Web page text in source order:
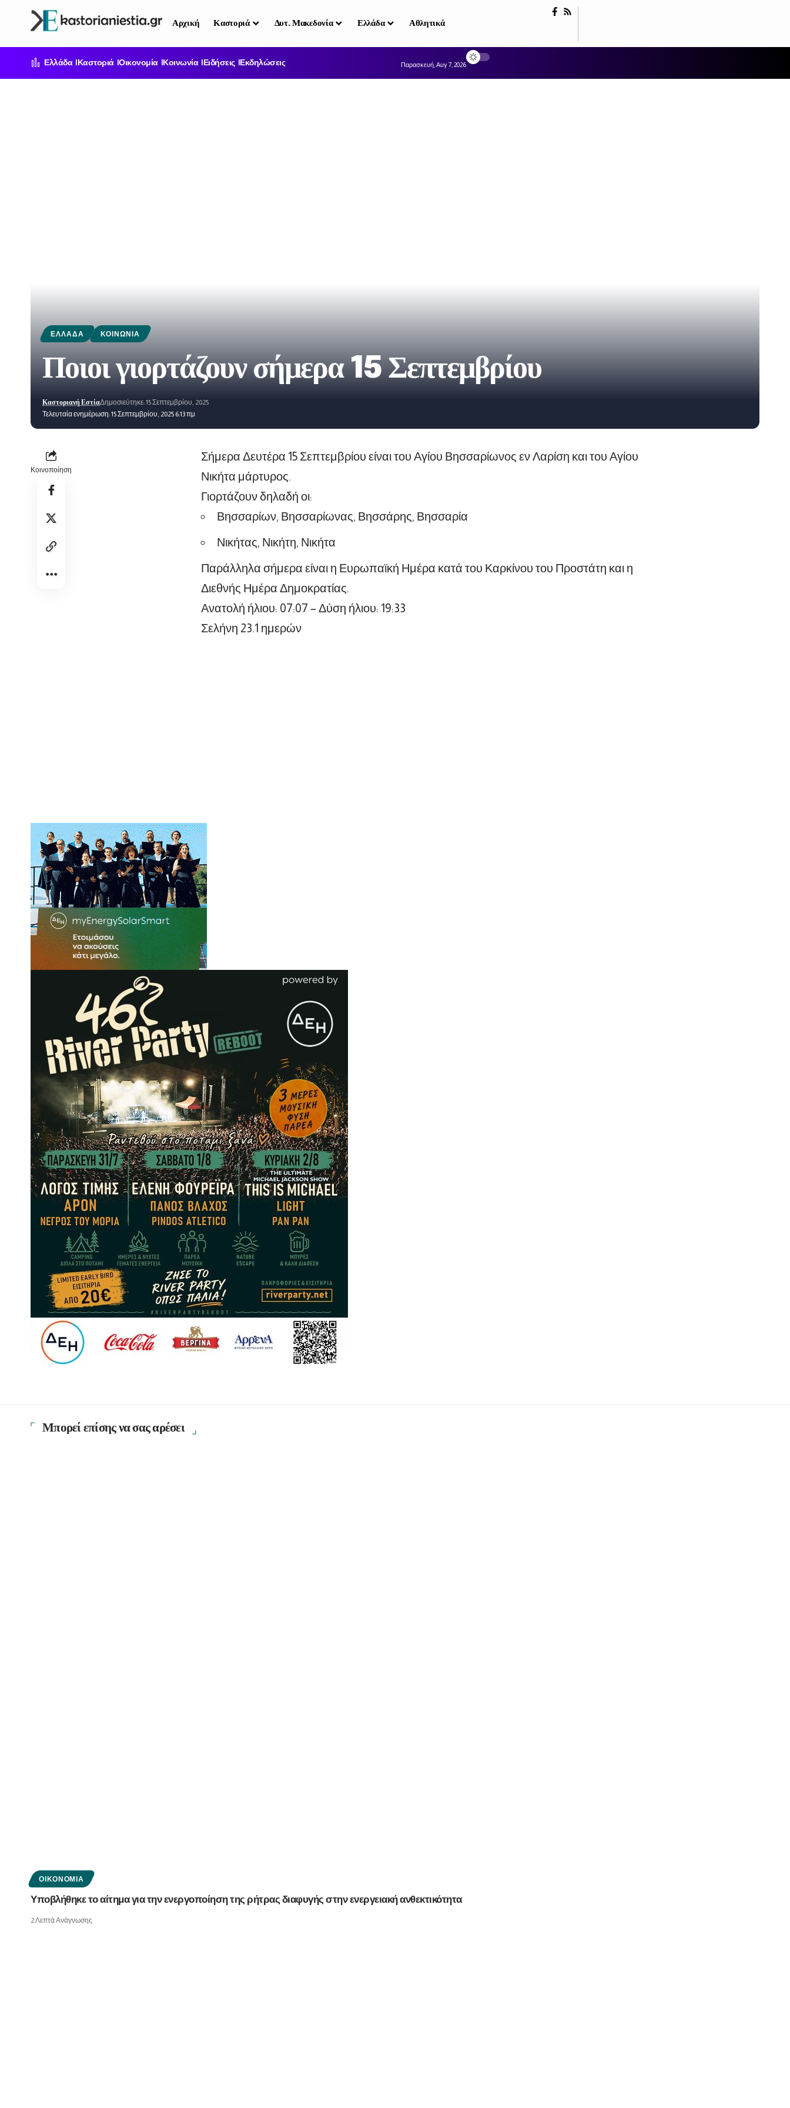
Αρχική Καστοριά Δυτ. Μακεδονία Ελλάδα Αθλητικά
Ελλάδα Καστοριά Οικονομία Κοινωνία Ειδήσεις Εκδηλώσεις Παρασκευή, Αυγ 7, 2026
ΕΛΛΆΔΑ ΚΟΙΝΩΝΊΑ
Ποιοι γιορτάζουν σήμερα 15 Σεπτεμβρίου
Τελευταία ενημέρωση: 15 Σεπτεμβρίου, 2025 6:13 πμ
Καστοριανή ΕστίαΔημοσιεύτηκε: 15 Σεπτεμβρίου, 2025
Κοινοποίηση
Σήμερα Δευτέρα 15 Σεπτεμβρίου είναι του Αγίου Βησσαρίωνος εν Λαρίση και του Αγίου
Νικήτα μάρτυρος.
Γιορτάζουν δηλαδή οι:
Βησσαρίων, Βησσαρίωνας, Βησσάρης, Βησσαρία
Νικήτας, Νικήτη, Νικήτα
Παράλληλα σήμερα είναι η Ευρωπαϊκή Ημέρα κατά του Καρκίνου του Προστάτη και η
Διεθνής Ημέρα Δημοκρατίας.
Ανατολή ήλιου: 07:07 – Δύση ήλιου: 19:33
Σελήνη 23.1 ημερών
Μπορεί επίσης να σας αρέσει
ΟΙΚΟΝΟΜΊΑ
Υποβλήθηκε το αίτημα για την ενεργοποίηση της ρήτρας διαφυγής στην ενεργειακή ανθεκτικότητα
2 Λεπτά Ανάγνωσης